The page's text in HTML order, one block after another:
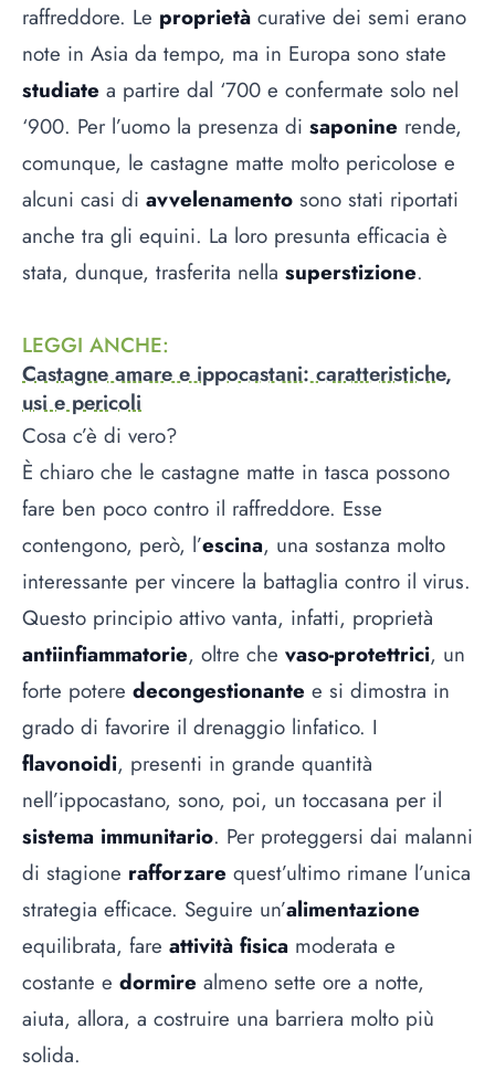
raffreddore. Le proprietà curative dei semi erano
note in Asia da tempo, ma in Europa sono state
studiate a partire dal ‘700 e confermate solo nel
‘900. Per l’uomo la presenza di saponine rende,
comunque, le castagne matte molto pericolose e
alcuni casi di avvelenamento sono stati riportati
anche tra gli equini. La loro presunta efficacia è
stata, dunque, trasferita nella superstizione.
LEGGI ANCHE:
Castagne amare e ippocastani: caratteristiche,
usi e pericoli
Cosa c’è di vero?
È chiaro che le castagne matte in tasca possono
fare ben poco contro il raffreddore. Esse
contengono, però, l’escina, una sostanza molto
interessante per vincere la battaglia contro il virus.
Questo principio attivo vanta, infatti, proprietà
antiinfiammatorie, oltre che vaso-protettrici, un
forte potere decongestionante e si dimostra in
grado di favorire il drenaggio linfatico. I
flavonoidi, presenti in grande quantità
nell’ippocastano, sono, poi, un toccasana per il
sistema immunitario. Per proteggersi dai malanni
di stagione rafforzare quest’ultimo rimane l’unica
strategia efficace. Seguire un’alimentazione
equilibrata, fare attività fisica moderata e
costante e dormire almeno sette ore a notte,
aiuta, allora, a costruire una barriera molto più
solida.